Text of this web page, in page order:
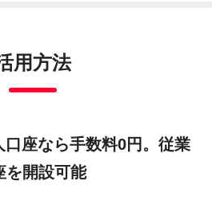
用方法
座なら手数料0円。従業
を開設可能